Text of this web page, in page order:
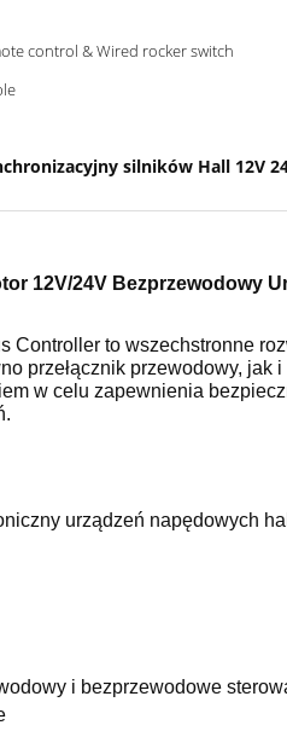
control & Wired rocker switch
silników Hall 12V
12V/24V Bezprzewodowy
Controller to wszechstronne
przełącznik przewodowy,
w celu zapewnienia
urządzeń napędowych
i bezprzewodowe